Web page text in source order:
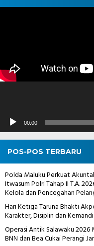
Pemutar
00:00
POS-POS TERBARU
Polda Maluku Perkuat
Itwasum Polri Tahap II T.A.
Kelola dan Pencegahan
Hari Ketiga Taruna Bhakti
Karakter, Disiplin dan
Operasi Antik Salawaku 2026
BNN dan Bea Cukai Perangi